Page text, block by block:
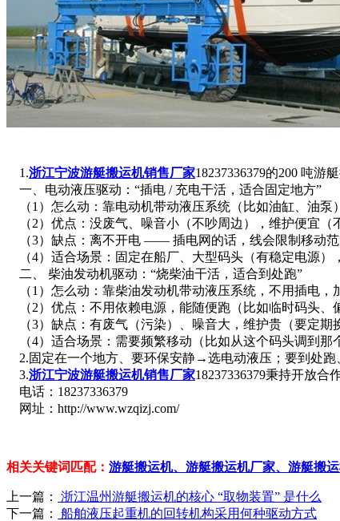
1.浙江宁波游艇搬运机销售厂家18237336379的200 吨游
一、电动液压驱动：“插电 / 充电干活，适合固定地方”
（1）怎么动：靠电动机带动液压系统（比如油缸、油泵
（2）优点：没废气、噪音小（不吵周边），维护便宜（
（3）缺点：离不开电 —— 插电网的话，线会限制移动范
（4）适合场景：固定在船厂、大型码头（有稳定电源）
二、 柴油发动机驱动：“烧柴油干活，适合到处跑”
（1）怎么动：靠柴油发动机带动液压系统，不用插电，
（2）优点：不用依赖电源，能随便跑（比如临时码头、
（3）缺点：有废气（污染）、噪音大，维护贵（要定期
（4）适合场景：需要频繁移动（比如从这个码头调到那
2.固定在一个地方、要环保安静→选电动液压；要到处跑
3.浙江宁波游艇搬运机销售厂家18237336379秉持开放
电话：18237336379
网址：http://www.wzqizj.com/
相关关键词匹配： 游艇搬运机、游艇搬运机厂家、游艇搬
上一篇：
浙江温州游艇搬运机的核心 “取物装置” 是什么
下一篇：
船舶液压起重机的回转机构采用何种驱动方式